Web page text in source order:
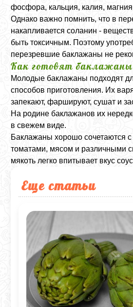
фосфора, кальция, калия,
Однако важно помнить, что в
накапливается соланин -
быть токсичным. Поэтому
перезревшие баклажаны не
Как готовят баклажаны
Молодые баклажаны подходят
способов приготовления. Их
запекают, фаршируют, сушат и
На родине баклажанов их
в свежем виде.
Баклажаны хорошо сочетаются
томатами, мясом и различными
мякоть легко впитывает вкус
Еще статьи